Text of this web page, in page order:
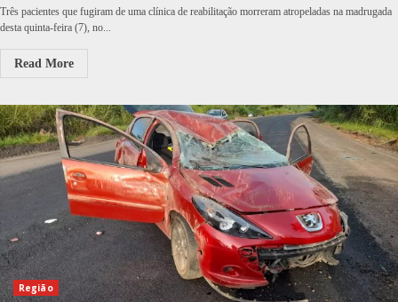
Três pacientes que fugiram de uma clínica de reabilitação morreram atropeladas na madrugada
desta quinta-feira (7), no...
Read More
Região